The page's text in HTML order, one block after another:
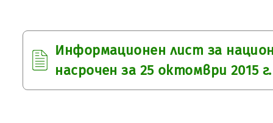
Информационен лист за
насрочен за 25 октомври 2015 г.